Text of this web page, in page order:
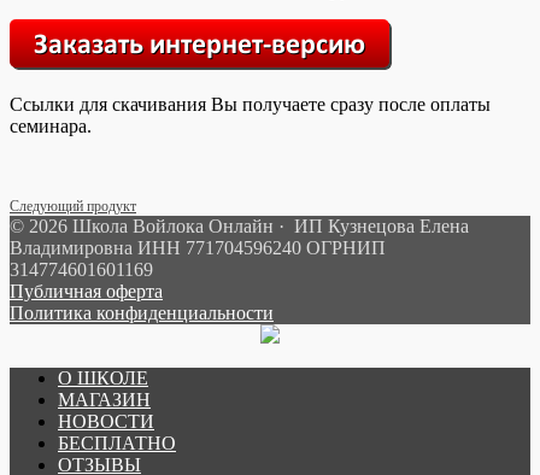
Ссылки для скачивания Вы получаете сразу после оплаты
семинара.
Следующий продукт
© 2026 Школа Войлока Онлайн · ИП Кузнецова Елена
Владимировна ИНН 771704596240 ОГРНИП
314774601601169
Публичная оферта
Политика конфиденциальности
О ШКОЛЕ
МАГАЗИН
НОВОСТИ
БЕСПЛАТНО
ОТЗЫВЫ